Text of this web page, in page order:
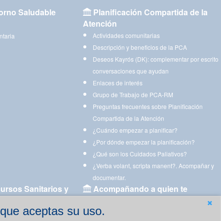
aceptas su uso.
Saludable
Planificación Compartida de la
Atención
Actividades comunitarias
Descripción y beneficios de la PCA
Deseos Kayrós (DK): complementar por escrito
conversaciones que ayudan
Enlaces de interés
Grupo de Trabajo de PCA-RM
Preguntas frecuentes sobre Planificación
Compartida de la Atención
¿Cuándo empezar a planificar?
¿Por dónde empezar la planificación?
¿Qué son los Cuidados Paliativos?
¿Verba volant, scripta manent?. Acompañar y
documentar.
Sanitarios y
Acompañando a quien te
Aplicaciones para descargar